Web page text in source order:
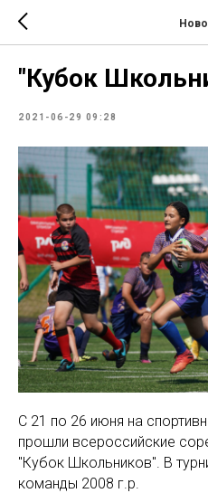
"Кубок
2021-06-29 09:28
С 21 по 26 июня на
прошли всероссийские
"Кубок Школьников". В
команды 2008 г.р.